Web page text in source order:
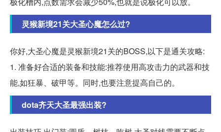
灵猴新境21关大圣心魔怎么过?
你好,大圣心魔是灵猴新境21关的BOSS,以下是通关攻略:
1. 准备好合适的装备和技能:推荐使用高攻击力的武器和技
能,如狂暴、破甲等。同时,也要注意提高自己的。
dota齐天大圣最强出装?